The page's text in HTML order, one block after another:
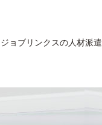
ジョブリンクスの人材派遣